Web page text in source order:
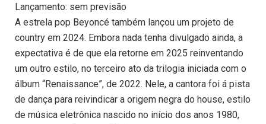
Lançamento: sem previsão
A estrela pop Beyoncé também lançou um projeto de
country em 2024. Embora nada tenha divulgado ainda, a
expectativa é de que ela retorne em 2025 reinventando
um outro estilo, no terceiro ato da trilogia iniciada com o
álbum “Renaissance”, de 2022. Nele, a cantora foi á pista
de dança para reivindicar a origem negra do house, estilo
de música eletrônica nascido no início dos anos 1980,